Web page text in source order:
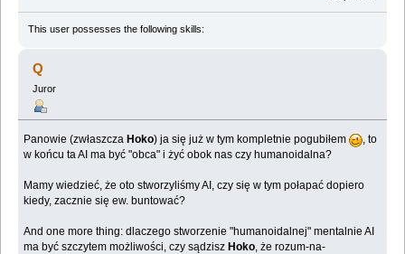
This user possesses the following skills:
Q
Juror
Panowie (zwłaszczaHoko) ja się już w tym kompletnie pogubiłem
, to
w końcu ta AI ma być "obca" i żyć obok nas czy humanoidalna?
Mamy wiedzieć, że oto stworzyliśmy AI, czy się w tym połapać dopiero
kiedy, zacznie się ew. buntować?
And one more thing: dlaczego stworzenie "humanoidalnej" mentalnie AI
ma być szczytem możliwości, czy sądziszHoko, że rozum-na-